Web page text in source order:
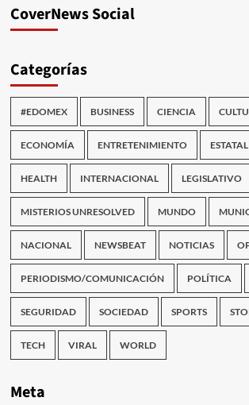
CoverNews Social
Categorías
#EDOMEX BUSINESS CIENCIA
ECONOMÍA ENTRETENIMIENTO ESTATAL
HEALTH INTERNACIONAL LEGISLATIVO
MISTERIOS UNRESOLVED MUNDO
NACIONAL NEWSBEAT NOTICIAS
PERIODISMO/COMUNICACIÓN POLÍTICA
SEGURIDAD SOCIEDAD SPORTS
TECH VIRAL WORLD
Meta